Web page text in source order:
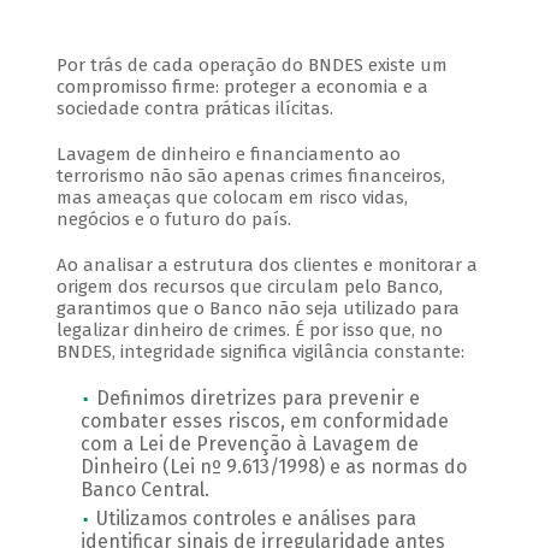
Por trás de cada operação do BNDES existe um
compromisso firme: proteger a economia e a
sociedade contra práticas ilícitas.
Lavagem de dinheiro e financiamento ao
terrorismo não são apenas crimes financeiros,
mas ameaças que colocam em risco vidas,
negócios e o futuro do país.
Ao analisar a estrutura dos clientes e monitorar a
origem dos recursos que circulam pelo Banco,
garantimos que o Banco não seja utilizado para
legalizar dinheiro de crimes. É por isso que, no
BNDES, integridade significa vigilância constante:
Definimos diretrizes para prevenir e
combater esses riscos, em conformidade
com a Lei de Prevenção à Lavagem de
Dinheiro (Lei nº 9.613/1998) e as normas do
Banco Central.
Utilizamos controles e análises para
identificar sinais de irregularidade antes